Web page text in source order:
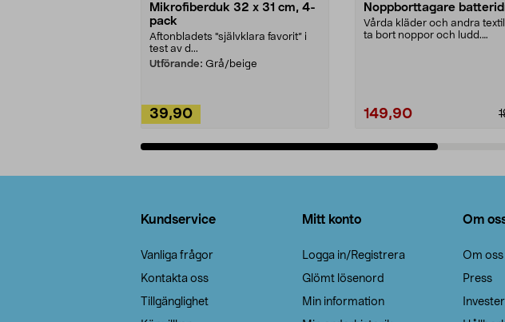
Mikrofiberduk 32 x 31 cm, 4-
pack
Aftonbladets "självklara favorit” i
test av d...
Utförande: Grå/beige
39,90
Noppborttagare
Vårda kläder och andra
ta bort noppor och ludd.
149,90
Kundservice
Vanliga frågor
Kontakta oss
Tillgänglighet
Mitt konto
Logga in/Registrera
Glömt lösenord
Min information
Om
Om oss
Press